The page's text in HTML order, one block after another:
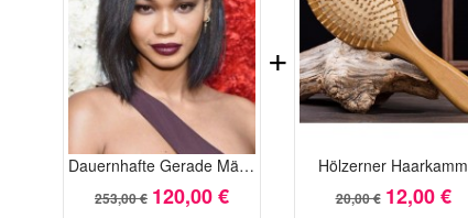
Dauernhafte Gerade Märchenhafte Spitzefront Kunsthaar Perücke
253,00 € 120,00 €
Hölzerner Haarkamm
20,00 € 12,00 €
+